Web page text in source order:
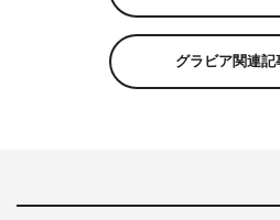
中野雅之（BOOM BOOM
SPELLBOUND）がプロデュー
は、BiS作品のアートワークをは
タイトルの「イーアーティエイ
グラビア関連記